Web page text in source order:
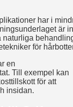
har i
är
naturliga
för
en
Till exempel kan
för att
insidan.